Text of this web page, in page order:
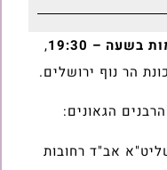
– 19:30
,
הר נוף ירושלים.
הגאונים:
אב"ד רחובות